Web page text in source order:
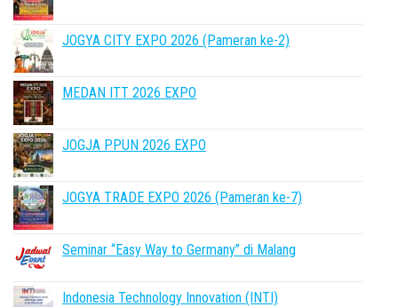
JOGYA CITY EXPO 2026 (Pameran ke-2)
MEDAN ITT 2026 EXPO
JOGJA PPUN 2026 EXPO
JOGYA TRADE EXPO 2026 (Pameran ke-7)
Seminar “Easy Way to Germany” di Malang
Indonesia Technology Innovation (INTI)